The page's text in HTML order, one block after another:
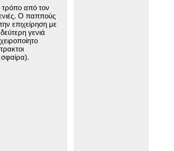
τρόπο από τον
Ο παππούς
επιχείρηση με
γενιά
σφαίρα).